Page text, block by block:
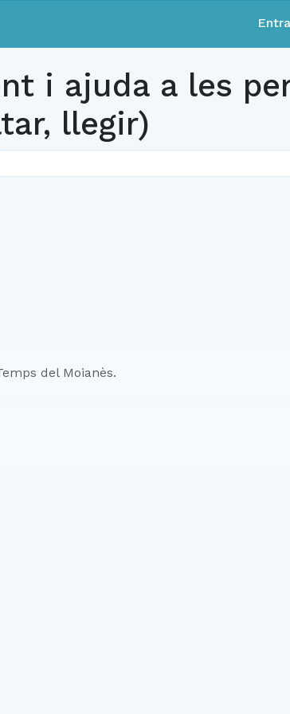
Entra
i ajuda a les
llegir)
del Moianès.